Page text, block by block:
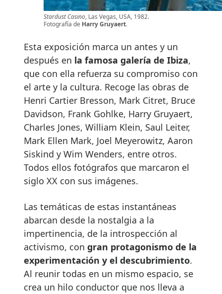
Stardust Casino, Las Vegas, USA, 1982.
Fotografía de Harry Gruyaert.
Esta exposición marca un antes y un
después en la famosa galería de Ibiza,
que con ella refuerza su compromiso con
el arte y la cultura. Recoge las obras de
Henri Cartier Bresson, Mark Citret, Bruce
Davidson, Frank Gohlke, Harry Gruyaert,
Charles Jones, William Klein, Saul Leiter,
Mark Ellen Mark, Joel Meyerowitz, Aaron
Siskind y Wim Wenders, entre otros.
Todos ellos fotógrafos que marcaron el
siglo XX con sus imágenes.
Las temáticas de estas instantáneas
abarcan desde la nostalgia a la
impertinencia, de la introspección al
activismo, con gran protagonismo de la
experimentación y el descubrimiento.
Al reunir todas en un mismo espacio, se
crea un hilo conductor que nos lleva a